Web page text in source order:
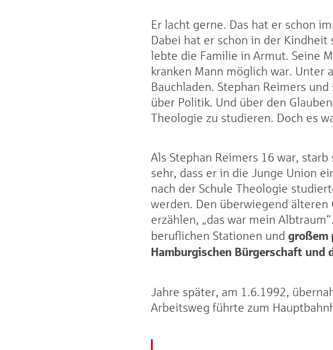
Er lacht gerne. Das hat er schon
Dabei hat er schon in der
lebte die Familie in Armut. Seine
kranken Mann möglich war. Unter
Bauchladen. Stephan Reimers
über Politik. Und über den
Theologie zu studieren. Doch es
Als Stephan Reimers 16 war,
sehr, dass er in die Junge Union
nach der Schule Theologie
werden. Den überwiegend
erzählen, „das war mein
beruflichen Stationen und großem
Hamburgischen Bürgerschaft und
Jahre später, am 1.6.1992,
Arbeitsweg führte zum